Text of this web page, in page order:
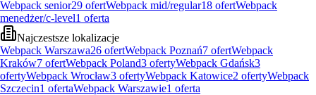
Webpack senior29 ofertWebpack mid/regular18 ofertWebpack
menedżer/c-level1 oferta
Najczestsze lokalizacje
Webpack Warszawa26 ofertWebpack Poznań7 ofertWebpack
Kraków7 ofertWebpack Poland3 ofertyWebpack Gdańsk3
ofertyWebpack Wrocław3 ofertyWebpack Katowice2 ofertyWebpack
Szczecin1 ofertaWebpack Warszawie1 oferta